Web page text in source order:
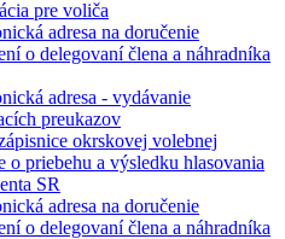
pre voliča
adresa na doručenie
o delegovaní člena a náhradníka
adresa - vydávanie
preukazov
okrskovej volebnej
o priebehu a výsledku hlasovania
SR
adresa na doručenie
o delegovaní člena a náhradníka